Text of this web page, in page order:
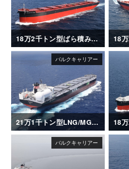
18万2千トン型ばら積み運搬船「FRONTIER RINDO」
21万1千トン型LNG/MGO 二元燃料ばら積み運搬船「SG HORIZON」